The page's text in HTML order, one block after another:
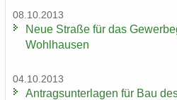
08.10.2013
Neue Stra­ße für das
Wohlhausen
04.10.2013
An­trags­un­ter­la­gen für Bau